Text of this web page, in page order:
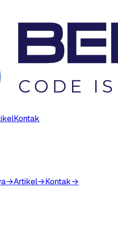
Kontak
→Artikel→Kontak→